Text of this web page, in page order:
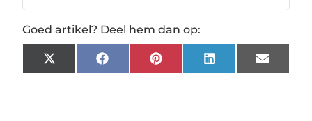
Goed artikel? Deel hem dan op:
X
(Twitter)
FacebookPinterestLinkedInEmail